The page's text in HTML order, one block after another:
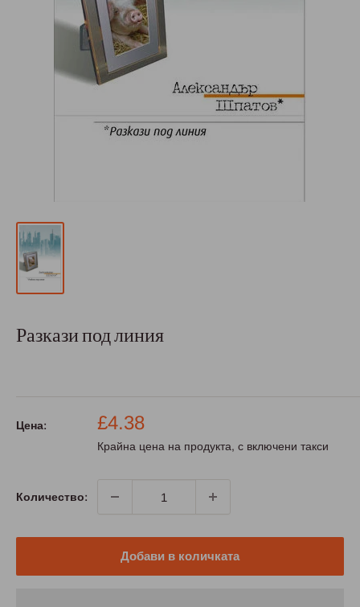
Разкази под линия
Цена:
Промо
цена
£4.38
Крайна цена на продукта, с включени такси
Количество:
Добави в количката